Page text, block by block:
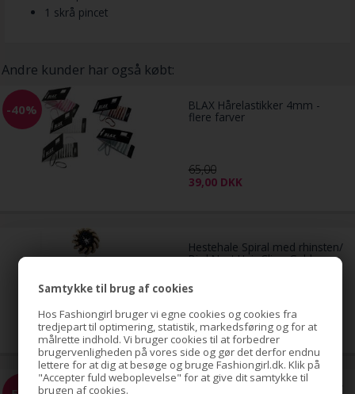
Samtykke til brug af cookies
Hos Fashiongirl bruger vi egne cookies og cookies fra
tredjepart til optimering, statistik, markedsføring og for at
målrette indhold. Vi bruger cookies til at forbedrer
brugervenligheden på vores side og gør det derfor endnu
lettere for at dig at besøge og bruge Fashiongirl.dk. Klik på
"Accepter fuld weboplevelse" for at give dit samtykke til
brugen af cookies.
1 skrå pincet
Andre kunder har også købt:
-40% BLAX Hårelastikker 4mm -
flere farver
65,00
39,00 DKK
Hestehale Spiral med rhinsten/
Bird Nest Hair Clip - Guld
79,00 DKK
Hestehale Spiral med rhinsten/